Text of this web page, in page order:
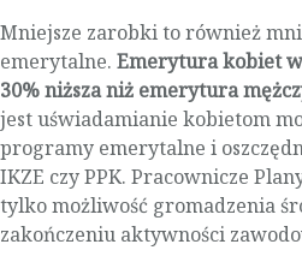
Mniejsze zarobki to również
emerytalne. Emerytura kobiet w
30% niższa niż emerytura
jest uświadamianie kobietom
programy emerytalne i
IKZE czy PPK. Pracownicze
tylko możliwość gromadzenia
zakończeniu aktywności